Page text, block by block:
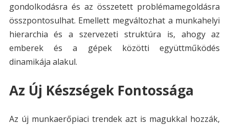
gondolkodásra és az összetett problémamegoldásra
összpontosulhat. Emellett megváltozhat a munkahelyi
hierarchia és a szervezeti struktúra is, ahogy az
emberek és a gépek közötti együttműködés
dinamikája alakul.
Az Új Készségek Fontossága
Az új munkaerőpiaci trendek azt is magukkal hozzák,